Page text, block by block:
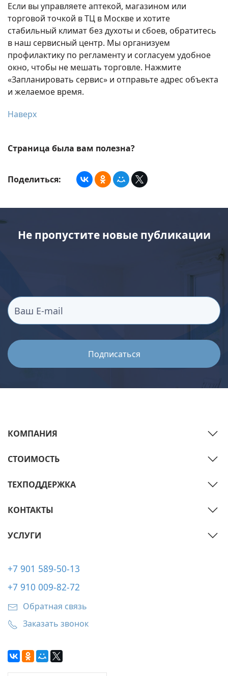
Если вы управляете аптекой, магазином или
торговой точкой в ТЦ в Москве и хотите
стабильный климат без духоты и сбоев, обратитесь
в наш сервисный центр. Мы организуем
профилактику по регламенту и согласуем удобное
окно, чтобы не мешать торговле. Нажмите
«Запланировать сервис» и отправьте адрес объекта
и желаемое время.
Наверх
Страница была вам полезна?
Поделиться:
Не пропустите новые публикации
КОМПАНИЯ
СТОИМОСТЬ
ТЕХПОДДЕРЖКА
КОНТАКТЫ
УСЛУГИ
+7 901 589-50-13
+7 910 009-82-72
Обратная связь
Заказать звонок